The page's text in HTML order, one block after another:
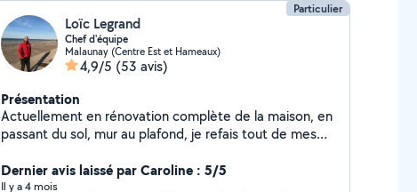
Particulier
Loïc Legrand
Chef d'équipe
Malaunay (Centre Est et Hameaux)
4,9/5 (53 avis)
Présentation
Actuellement en rénovation complète de la maison, en
passant du sol, mur au plafond, je refais tout de mes
fait peur, ni même l'informatique (Windows comme
MacOS), la mécanique, espace vert et l'entretient.
Dernier avis laissé par Caroline : 5/5
Il y a 4 mois